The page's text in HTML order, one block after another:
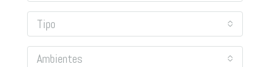
Tipo
Ambientes